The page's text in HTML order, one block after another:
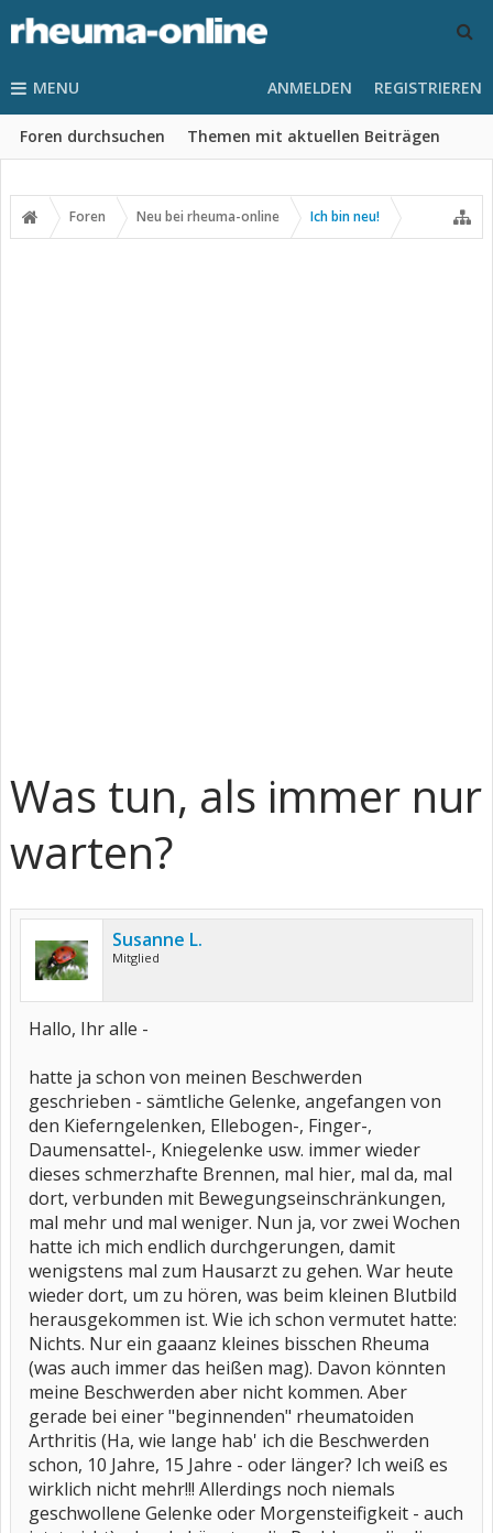
MENU
Foren durchsuchen Themen mit aktuellen Beiträgen
ANMELDEN REGISTRIEREN
Foren Neu bei rheuma-online Ich bin neu!
Was tun, als immer nur
warten?
Susanne L.
Mitglied
Hallo, Ihr alle -
hatte ja schon von meinen Beschwerden
geschrieben - sämtliche Gelenke, angefangen von
den Kieferngelenken, Ellebogen-, Finger-,
Daumensattel-, Kniegelenke usw. immer wieder
dieses schmerzhafte Brennen, mal hier, mal da, mal
dort, verbunden mit Bewegungseinschränkungen,
mal mehr und mal weniger. Nun ja, vor zwei Wochen
hatte ich mich endlich durchgerungen, damit
wenigstens mal zum Hausarzt zu gehen. War heute
wieder dort, um zu hören, was beim kleinen Blutbild
herausgekommen ist. Wie ich schon vermutet hatte:
Nichts. Nur ein gaaanz kleines bisschen Rheuma
(was auch immer das heißen mag). Davon könnten
meine Beschwerden aber nicht kommen. Aber
gerade bei einer "beginnenden" rheumatoiden
Arthritis (Ha, wie lange hab' ich die Beschwerden
schon, 10 Jahre, 15 Jahre - oder länger? Ich weiß es
wirklich nicht mehr!!! Allerdings noch niemals
geschwollene Gelenke oder Morgensteifigkeit - auch